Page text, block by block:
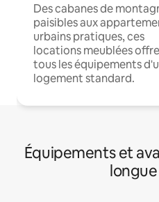
Des cabanes de
paisibles aux
urbains pratiques, ces
locations meublées
tous les équipements
logement standard.
Équipements et